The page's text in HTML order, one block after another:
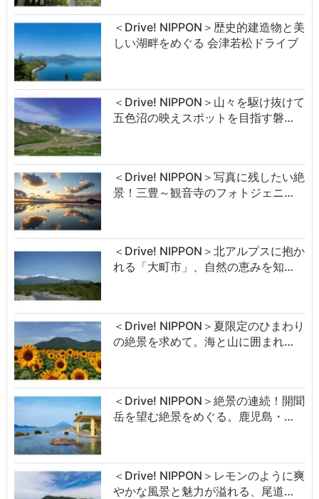
＜Drive! NIPPON＞歴史的建造物と美
しい湖畔をめぐる 会津若松ドライブ
＜Drive! NIPPON＞山々を駆け抜けて
五色沼の映えスポットを目指す磐…
＜Drive! NIPPON＞写真に残したい絶
景！三豊～観音寺のフォトジェニ…
＜Drive! NIPPON＞北アルプスに抱か
れる「大町市」、自然の恵みを知…
＜Drive! NIPPON＞夏限定のひまわり
の絶景を求めて。海と山に囲まれ…
＜Drive! NIPPON＞絶景の連続！開聞
岳を望む絶景をめぐる。鹿児島・…
＜Drive! NIPPON＞レモンのように爽
やかな風景と魅力が溢れる、尾道…